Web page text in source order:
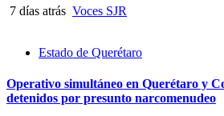
7 días atrás Voces SJR
Estado de Querétaro
Operativo simultáneo en Querétaro y
detenidos por presunto narcomenudeo